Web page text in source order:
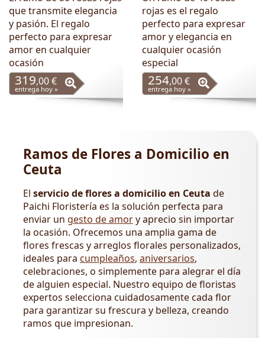
que transmite elegancia
y pasión. El regalo
perfecto para expresar
amor en cualquier
ocasión
319,00 €
entrega hoy »
rojas es el regalo
perfecto para expresar
amor y elegancia en
cualquier ocasión
especial
254,00 €
entrega hoy »
Ramos de Flores a Domicilio en
Ceuta
El servicio de flores a domicilio en Ceuta de
Paichi Floristería es la solución perfecta para
enviar un gesto de amory aprecio sin importar
la ocasión. Ofrecemos una amplia gama de
flores frescas y arreglos florales personalizados,
ideales para cumpleaños, aniversarios,
celebraciones, o simplemente para alegrar el día
de alguien especial. Nuestro equipo de floristas
expertos selecciona cuidadosamente cada flor
para garantizar su frescura y belleza, creando
ramos que impresionan.